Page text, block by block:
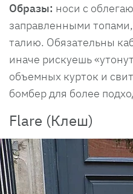
Образы: носи с
заправленными
талию. Обязательны
иначе рискуешь
объемных курток и
бомбер для более
Flare (Клеш)